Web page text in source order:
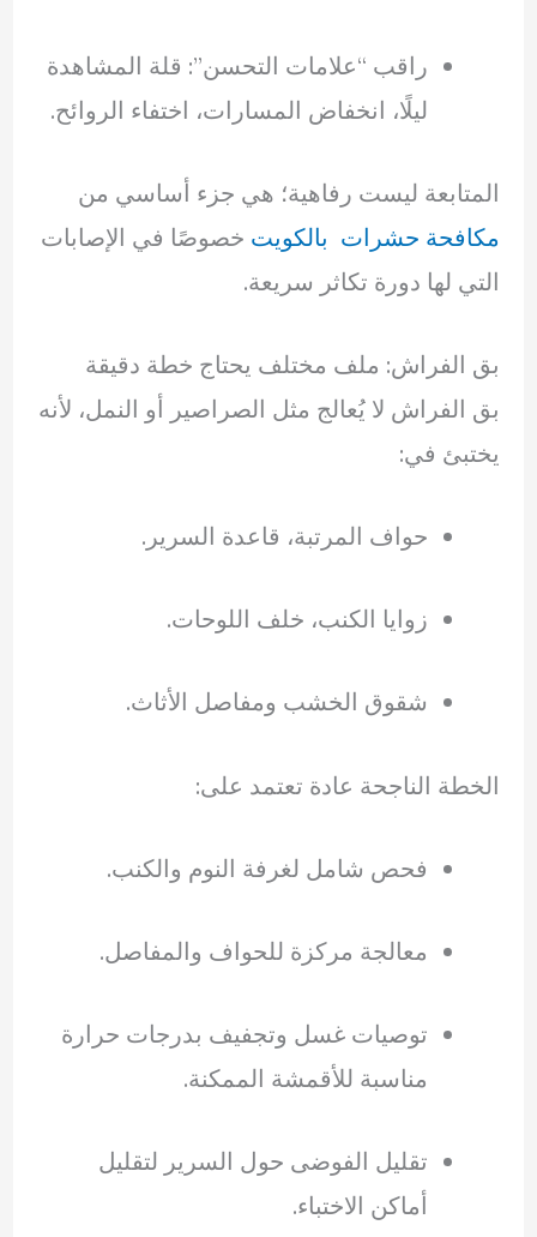
راقب “علامات التحسن”: قلة المشاهدة
ليلًا، انخفاض المسارات، اختفاء الروائح.
المتابعة ليست رفاهية؛ هي جزء أساسي من
مكافحة حشرات بالكويت خصوصًا في الإصابات
التي لها دورة تكاثر سريعة.
بق الفراش: ملف مختلف يحتاج خطة دقيقة
بق الفراش لا يُعالج مثل الصراصير أو النمل، لأنه
يختبئ في:
حواف المرتبة، قاعدة السرير.
زوايا الكنب، خلف اللوحات.
شقوق الخشب ومفاصل الأثاث.
الخطة الناجحة عادة تعتمد على:
فحص شامل لغرفة النوم والكنب.
معالجة مركزة للحواف والمفاصل.
توصيات غسل وتجفيف بدرجات حرارة
مناسبة للأقمشة الممكنة.
تقليل الفوضى حول السرير لتقليل
أماكن الاختباء.